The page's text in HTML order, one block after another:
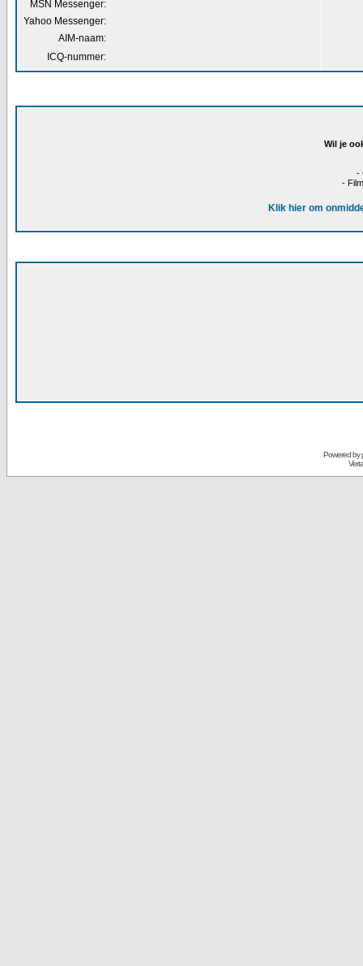
MSN Messenger:
Yahoo Messenger:
AIM-naam:
ICQ-nummer:
Wil je
-
-
Klik hier om
Powered by